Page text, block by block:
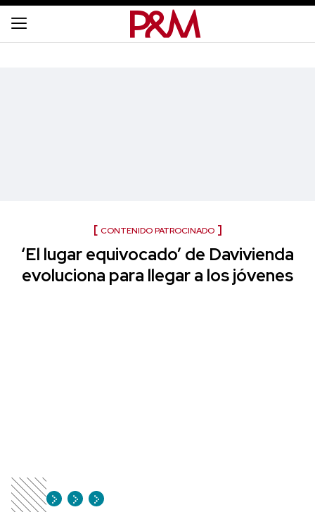
CONTENIDO PATROCINADO
‘El lugar equivocado’ de Davivienda
evoluciona para llegar a los jóvenes